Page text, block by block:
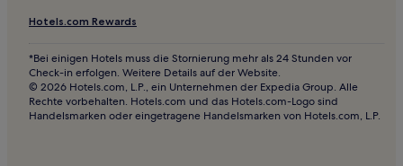
Günstige in Cannes
Hotels nahe La Californie
La Croix des Gardes: Hotels
Hotels nahe Long Beach
Hotels mit Pool in Mougins
Hotels.com Rewards
*Bei einigen Hotels muss die Stornierung mehr als 24 Stunden vor
Check-in erfolgen. Weitere Details auf der Website.
© 2026 Hotels.com, L.P., ein Unternehmen der Expedia Group. Alle
Rechte vorbehalten. Hotels.com und das Hotels.com-Logo sind
Handelsmarken oder eingetragene Handelsmarken von Hotels.com, L.P.